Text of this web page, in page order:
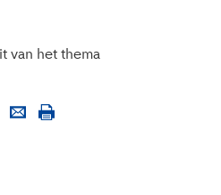
van het thema